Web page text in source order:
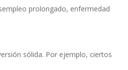
prolongado, enfermedad
sólida. Por ejemplo, ciertos